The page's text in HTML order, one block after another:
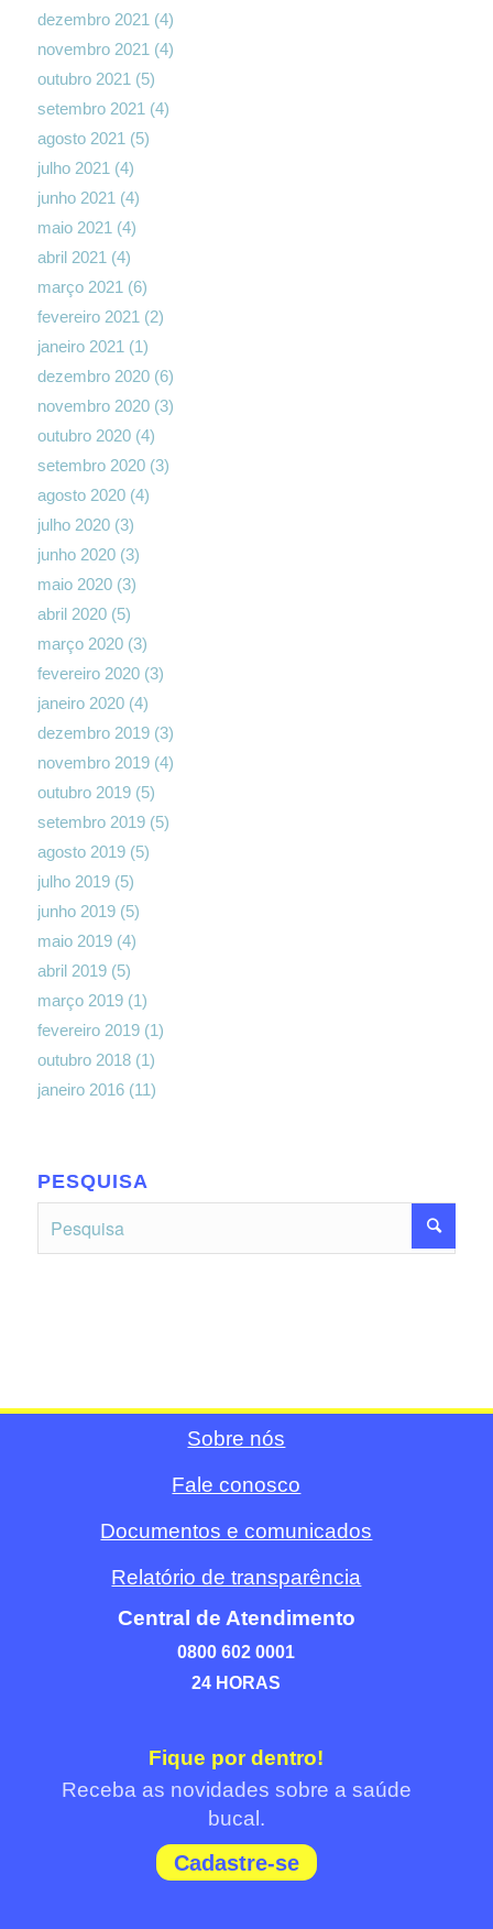
dezembro 2021 (4)
novembro 2021 (4)
outubro 2021 (5)
setembro 2021 (4)
agosto 2021 (5)
julho 2021 (4)
junho 2021 (4)
maio 2021 (4)
abril 2021 (4)
março 2021 (6)
fevereiro 2021 (2)
janeiro 2021 (1)
dezembro 2020(6)
novembro 2020(3)
outubro 2020(4)
setembro 2020(3)
agosto 2020(4)
julho 2020(3)
junho 2020(3)
maio 2020(3)
abril 2020(5)
março 2020(3)
fevereiro 2020(3)
janeiro 2020(4)
dezembro 2019(3)
novembro 2019(4)
outubro 2019(5)
setembro 2019(5)
agosto 2019(5)
julho 2019(5)
junho 2019(5)
maio 2019(4)
abril 2019(5)
março 2019(1)
fevereiro 2019(1)
outubro 2018(1)
janeiro 2016(11)
PESQUISA
Sobre nós
Fale conosco
Documentos e comunicados
Relatório de transparência
Central de Atendimento
0800 602 0001
24 HORAS
Fique por dentro!
Receba as novidades sobre a saúde
bucal.
Cadastre-se